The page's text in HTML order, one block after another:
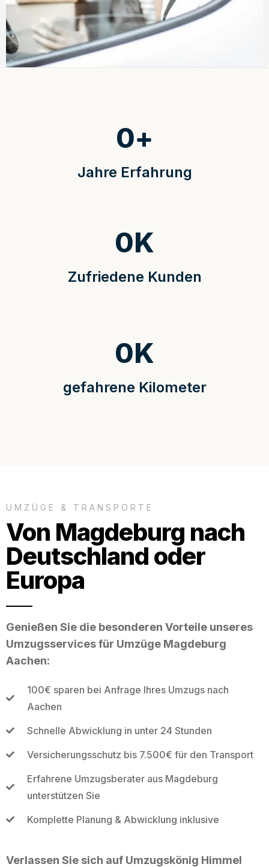
Jahre Erfahrung
0+
Zufriedene Kunden
0K
gefahrene Kilometer
0K
UMZÜGE & TRANSPORTE
Von Magdeburg nach
Deutschland oder
Europa
Genießen Sie die besonderen Vorteile unseres
Umzugsservices für Umzüge Magdeburg
Aachen:
100€ sparen bei Anfrage Ihres Umzugs nach
Aachen
Schnelle Abwicklung in unter 24 Stunden
Versicherungsschutz bis 7.500€ für den Transport
Erfahrene Umzugsberater aus Magdeburg
unterstützen Sie
Komplette Planung & Abwicklung inklusive
Verlassen Sie sich auf Umzugskönig Himmel